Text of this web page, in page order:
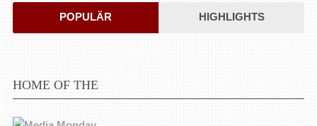
POPULÄR HIGHLIGHTS
HOME OF THE